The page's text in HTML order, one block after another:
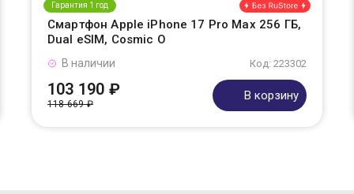
Гарантия 1 год
Смартфон Apple iPhone 17 Pro Max 256 ГБ,
Dual eSIM, Cosmic O
Код: 223302
В наличии
103 190 ₽
118 669 ₽
В корзину